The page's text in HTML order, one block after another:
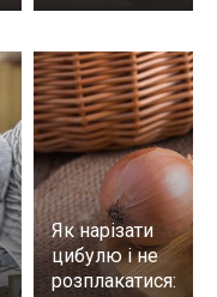
Як нарізати
цибулю і не
розплакатися: